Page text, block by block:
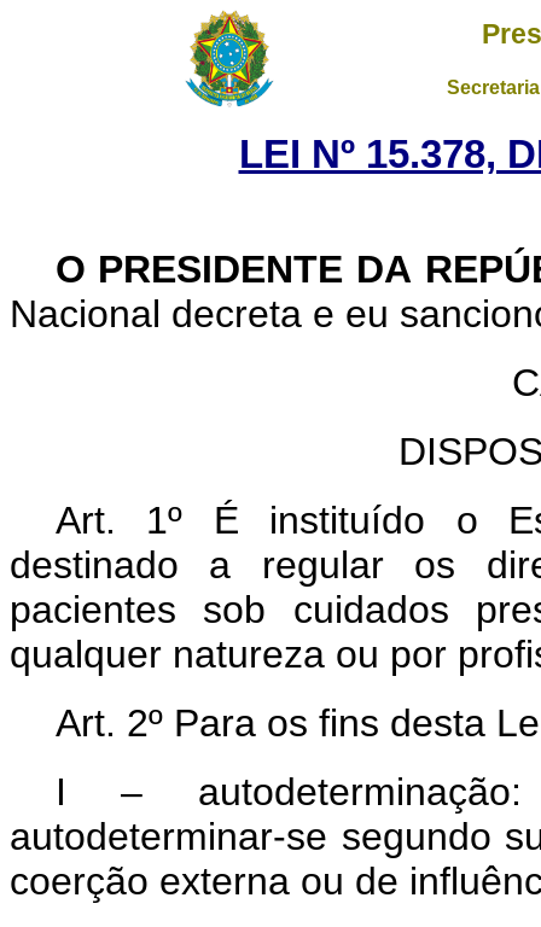
LEI Nº 15.378,
O PRESIDENTE DA
Nacional decreta e eu
Art. 1º É instituído o
destinado a regular os
pacientes sob cuidados
qualquer natureza ou por
Art. 2º Para os fins desta
I –
autodeterminar-se segundo
coerção externa ou de